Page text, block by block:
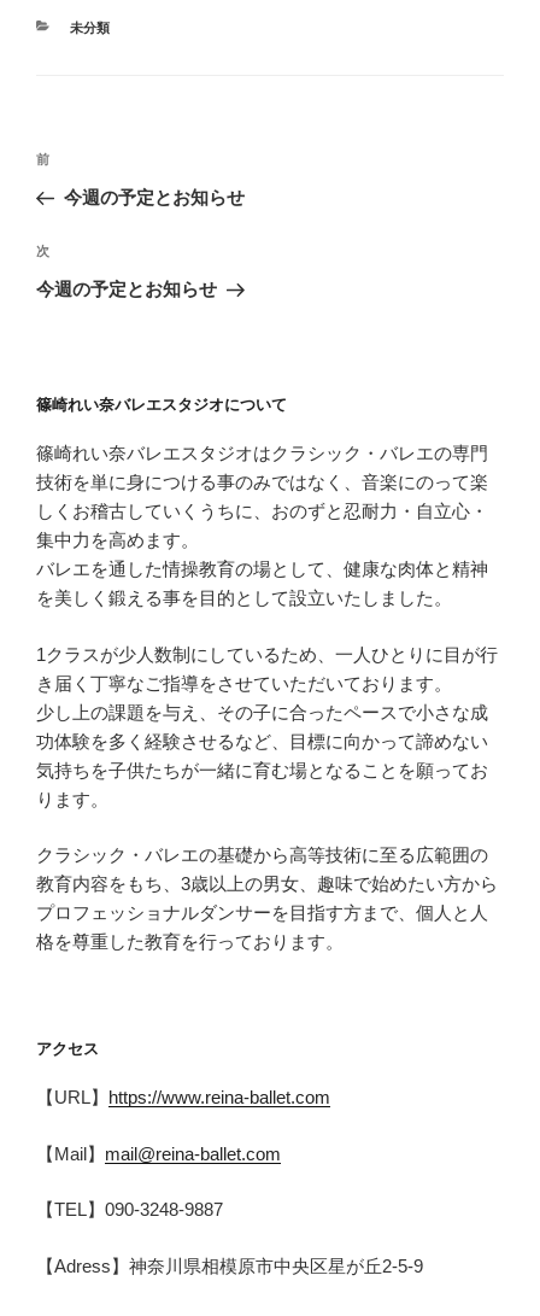
カ
未分類
投
ナ
ビ
ゲ
ン
前
の
稿
前
今週の予定とお知らせ
次
の
次
今週の予定とお知らせ
篠崎れい奈バレエスタジオについて
篠崎れい奈バレエスタジオはクラシック・バレエの専門
技術を単に身につける事のみではなく、音楽にのって楽
しくお稽古していくうちに、おのずと忍耐力・自立心・
集中力を高めます。
バレエを通した情操教育の場として、健康な肉体と精神
を美しく鍛える事を目的として設立いたしました。
1クラスが少人数制にしているため、一人ひとりに目が行
き届く丁寧なご指導をさせていただいております。
少し上の課題を与え、その子に合ったペースで小さな成
功体験を多く経験させるなど、目標に向かって諦めない
気持ちを子供たちが一緒に育む場となることを願ってお
ります。
クラシック・バレエの基礎から高等技術に至る広範囲の
教育内容をもち、3歳以上の男女、趣味で始めたい方から
プロフェッショナルダンサーを目指す方まで、個人と人
格を尊重した教育を行っております。
アクセス
【URL】 https://www.reina-ballet.com
【Mail】 mail@reina-ballet.com
【TEL】090-3248-9887
【Adress】神奈川県相模原市中央区星が丘2-5-9